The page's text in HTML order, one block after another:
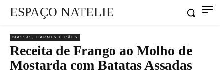
ESPAÇO NATELIE
MASSAS, CARNES E PÃES
Receita de Frango ao Molho de
Mostarda com Batatas Assadas